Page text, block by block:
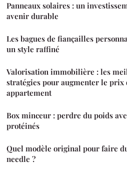
Panneaux solaires : un
avenir durable
Les bagues de fiançailles
un style raffiné
Valorisation immobilière : les
stratégies pour augmenter le prix
appartement
Box minceur : perdre du poids
protéinés
Quel modèle original pour faire
needle ?